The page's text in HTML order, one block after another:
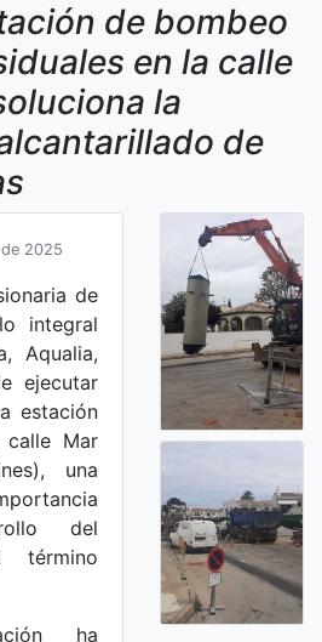
de bombeo
en la calle
la
de
2025
de
integral
Aqualia,
ejecutar
estación
Mar
una
del
término
ha